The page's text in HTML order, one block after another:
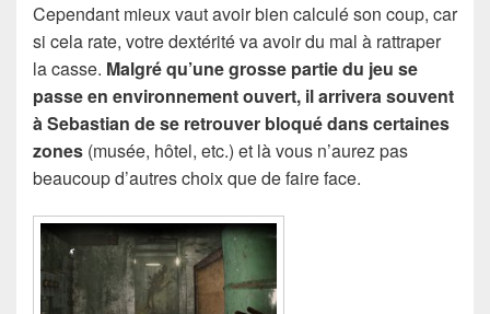
Cependant mieux vaut avoir bien calculé son coup, car
si cela rate, votre dextérité va avoir du mal à rattraper
la casse. Malgré qu’une grosse partie du jeu se
passe en environnement ouvert, il arrivera souvent
à Sebastian de se retrouver bloqué dans certaines
zones (musée, hôtel, etc.) et là vous n’aurez pas
beaucoup d’autres choix que de faire face.